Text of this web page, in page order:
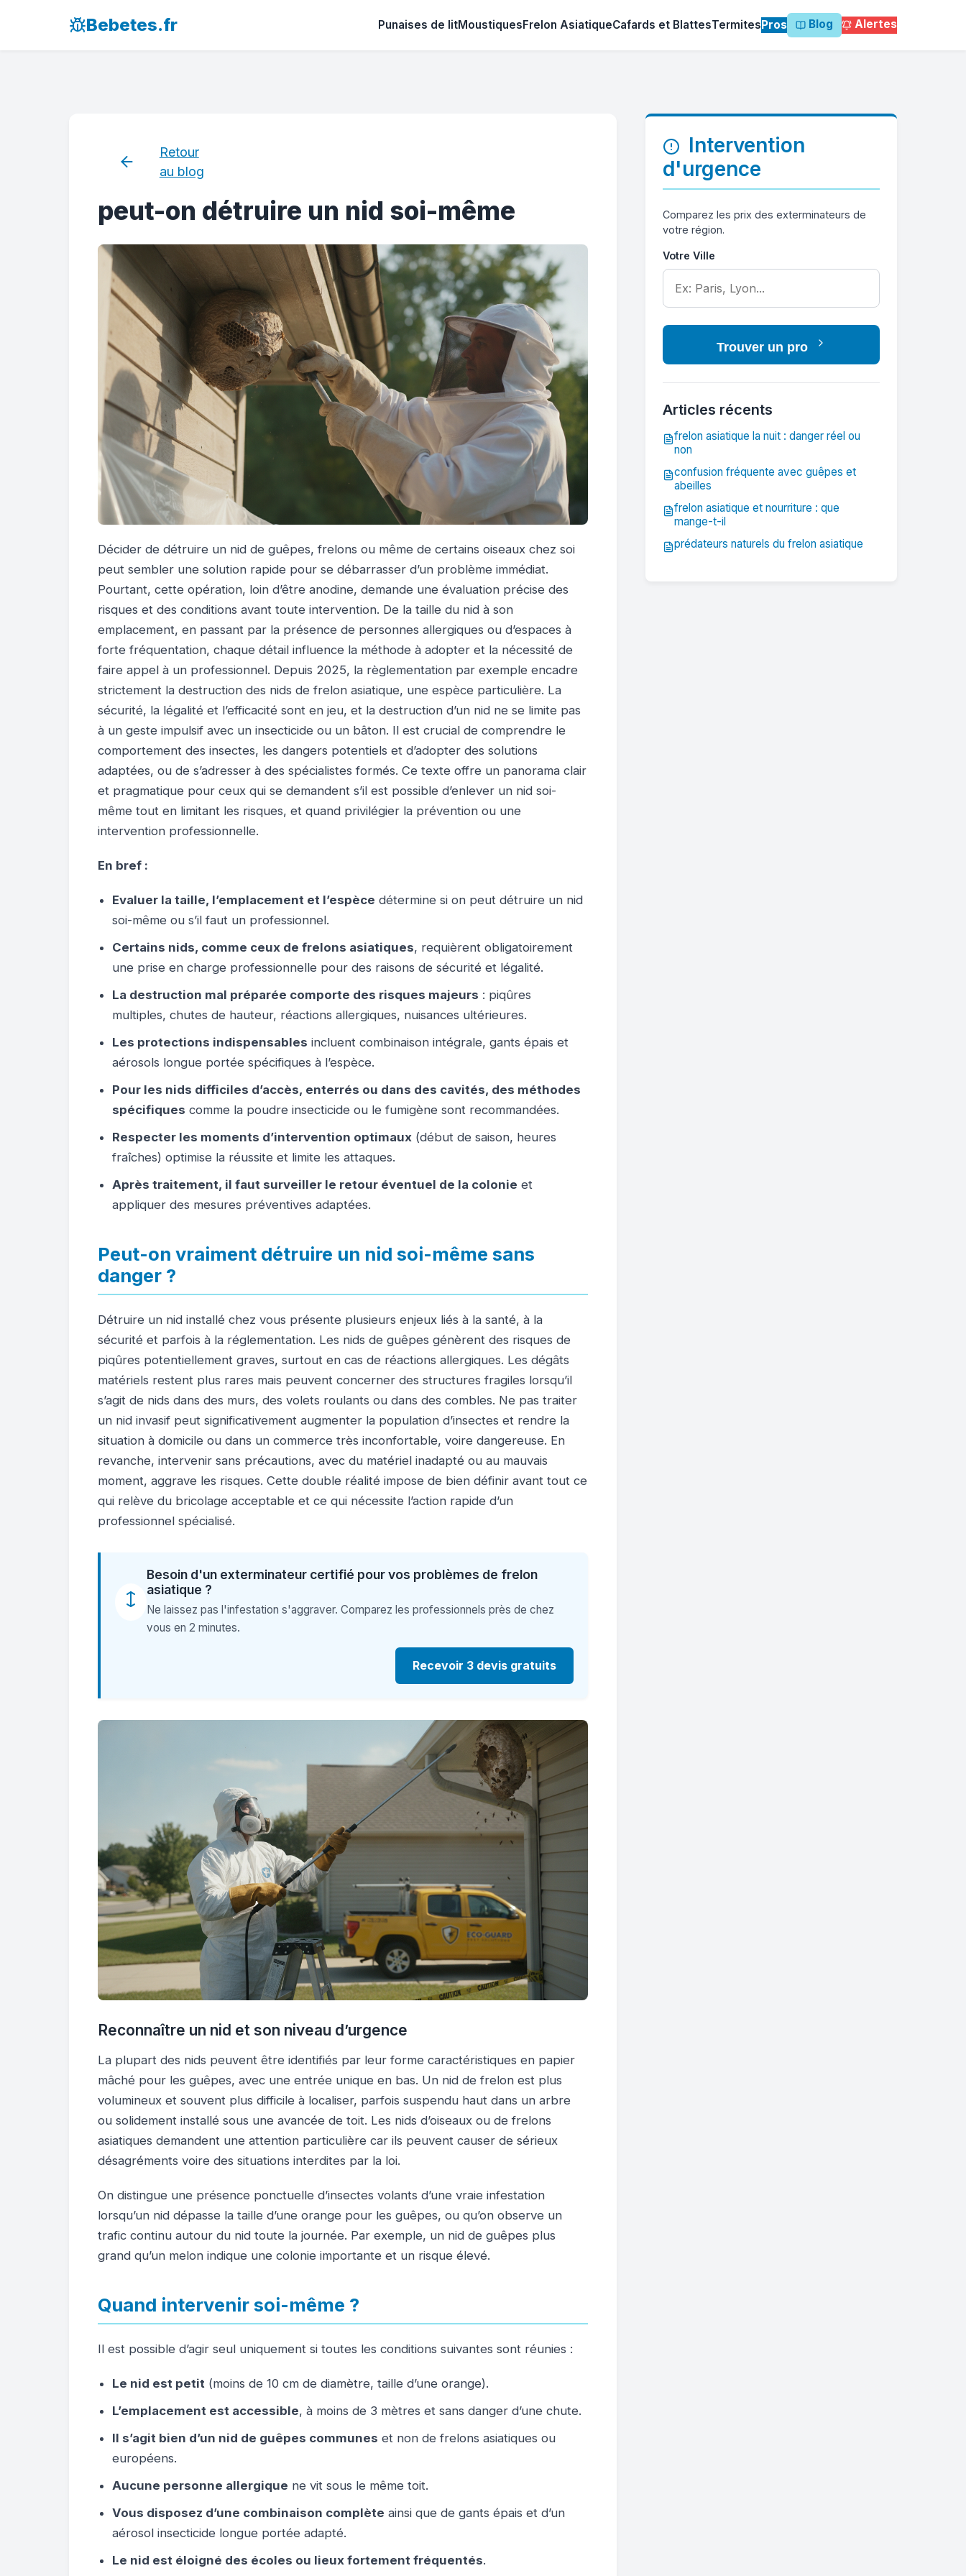
Bebetes.fr Punaises de litMoustiquesFrelon AsiatiqueCafards et BlattesTermitesPros Blog Alertes
Retour
au blog
peut-on détruire un nid soi-même
Décider de détruire un nid de guêpes, frelons ou même de certains oiseaux chez soi
peut sembler une solution rapide pour se débarrasser d’un problème immédiat.
Pourtant, cette opération, loin d’être anodine, demande une évaluation précise des
risques et des conditions avant toute intervention. De la taille du nid à son
emplacement, en passant par la présence de personnes allergiques ou d’espaces à
forte fréquentation, chaque détail influence la méthode à adopter et la nécessité de
faire appel à un professionnel. Depuis 2025, la règlementation par exemple encadre
strictement la destruction des nids de frelon asiatique, une espèce particulière. La
sécurité, la légalité et l’efficacité sont en jeu, et la destruction d’un nid ne se limite pas
à un geste impulsif avec un insecticide ou un bâton. Il est crucial de comprendre le
comportement des insectes, les dangers potentiels et d’adopter des solutions
adaptées, ou de s’adresser à des spécialistes formés. Ce texte offre un panorama clair
et pragmatique pour ceux qui se demandent s’il est possible d’enlever un nid soi-
même tout en limitant les risques, et quand privilégier la prévention ou une
intervention professionnelle.
En bref :
Evaluer la taille, l’emplacement et l’espèce détermine si on peut détruire un nid
soi-même ou s’il faut un professionnel.
Certains nids, comme ceux de frelons asiatiques, requièrent obligatoirement
une prise en charge professionnelle pour des raisons de sécurité et légalité.
La destruction mal préparée comporte des risques majeurs : piqûres
multiples, chutes de hauteur, réactions allergiques, nuisances ultérieures.
Les protections indispensables incluent combinaison intégrale, gants épais et
aérosols longue portée spécifiques à l’espèce.
Pour les nids difficiles d’accès, enterrés ou dans des cavités, des méthodes
spécifiques comme la poudre insecticide ou le fumigène sont recommandées.
Respecter les moments d’intervention optimaux (début de saison, heures
fraîches) optimise la réussite et limite les attaques.
Après traitement, il faut surveiller le retour éventuel de la colonie et
appliquer des mesures préventives adaptées.
Peut-on vraiment détruire un nid soi-même sans
danger ?
Détruire un nid installé chez vous présente plusieurs enjeux liés à la santé, à la
sécurité et parfois à la réglementation. Les nids de guêpes génèrent des risques de
piqûres potentiellement graves, surtout en cas de réactions allergiques. Les dégâts
matériels restent plus rares mais peuvent concerner des structures fragiles lorsqu’il
s’agit de nids dans des murs, des volets roulants ou dans des combles. Ne pas traiter
un nid invasif peut significativement augmenter la population d’insectes et rendre la
situation à domicile ou dans un commerce très inconfortable, voire dangereuse. En
revanche, intervenir sans précautions, avec du matériel inadapté ou au mauvais
moment, aggrave les risques. Cette double réalité impose de bien définir avant tout ce
qui relève du bricolage acceptable et ce qui nécessite l’action rapide d’un
professionnel spécialisé.
Besoin d'un exterminateur certifié pour vos problèmes de frelon
asiatique ?
Ne laissez pas l'infestation s'aggraver. Comparez les professionnels près de chez
vous en 2 minutes.
Recevoir 3 devis gratuits
Reconnaître un nid et son niveau d’urgence
La plupart des nids peuvent être identifiés par leur forme caractéristiques en papier
mâché pour les guêpes, avec une entrée unique en bas. Un nid de frelon est plus
volumineux et souvent plus difficile à localiser, parfois suspendu haut dans un arbre
ou solidement installé sous une avancée de toit. Les nids d’oiseaux ou de frelons
asiatiques demandent une attention particulière car ils peuvent causer de sérieux
désagréments voire des situations interdites par la loi.
On distingue une présence ponctuelle d’insectes volants d’une vraie infestation
lorsqu’un nid dépasse la taille d’une orange pour les guêpes, ou qu’on observe un
trafic continu autour du nid toute la journée. Par exemple, un nid de guêpes plus
grand qu’un melon indique une colonie importante et un risque élevé.
Quand intervenir soi-même ?
Il est possible d’agir seul uniquement si toutes les conditions suivantes sont réunies :
Le nid est petit (moins de 10 cm de diamètre, taille d’une orange).
L’emplacement est accessible, à moins de 3 mètres et sans danger d’une chute.
Il s’agit bien d’un nid de guêpes communes et non de frelons asiatiques ou
européens.
Aucune personne allergique ne vit sous le même toit.
Vous disposez d’une combinaison complète ainsi que de gants épais et d’un
aérosol insecticide longue portée adapté.
Le nid est éloigné des écoles ou lieux fortement fréquentés.
Intervention
d'urgence
Comparez les prix des exterminateurs de
votre région.
Votre Ville
Trouver un pro
Articles récents
frelon asiatique la nuit : danger réel ou
non
confusion fréquente avec guêpes et
abeilles
frelon asiatique et nourriture : que
mange-t-il
prédateurs naturels du frelon asiatique